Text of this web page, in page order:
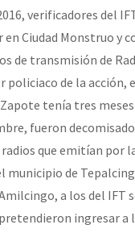
verificadores del
Ciudad Monstruo y
de transmisión de
policiaco de la acción,
tenía tres
fueron
que emitían por
municipio de
a los del IFT
ingresar a